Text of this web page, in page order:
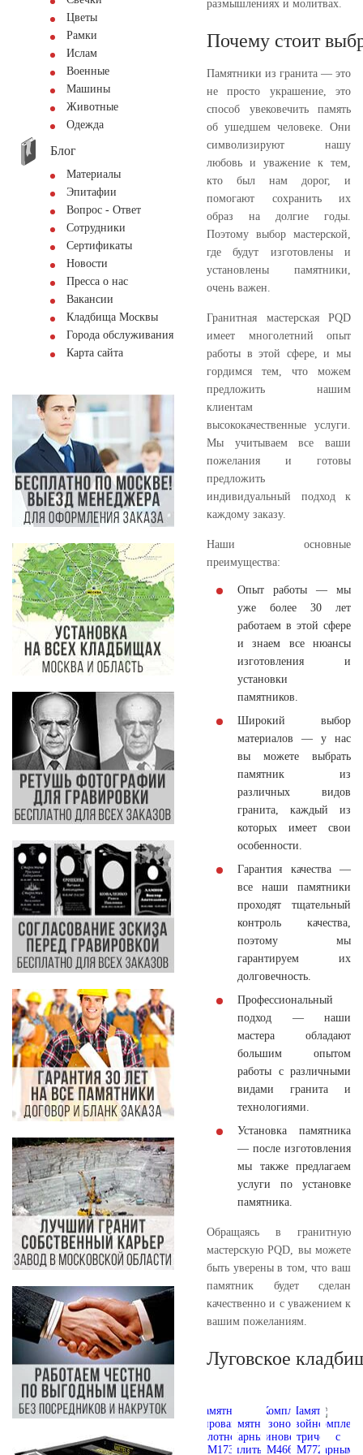
Цветы
Рамки
Ислам
Военные
Машины
Животные
Одежда
Блог
Материалы
Эпитафии
Вопрос - Ответ
Сотрудники
Сертификаты
Новости
Пресса о нас
Вакансии
Кладбища Москвы
Города обслуживания
Карта сайта
размышлениях и молитвах.
Почему стоит
Памятники из гранита — это
не просто украшение, это
способ увековечить память
об ушедшем человеке. Они
символизируют нашу
любовь и уважение к тем,
кто был нам дорог, и
помогают сохранить их
образ на долгие годы.
Поэтому выбор мастерской,
где будут изготовлены и
установлены памятники,
очень важен.
Гранитная мастерская PQD
имеет многолетний опыт
работы в этой сфере, и мы
гордимся тем, что можем
предложить нашим
клиентам
высококачественные услуги.
Мы учитываем все ваши
пожелания и готовы
предложить
индивидуальный подход к
каждому заказу.
Наши основные
преимущества:
Опыт работы — мы
уже более 30 лет
работаем в этой сфере
и знаем все нюансы
изготовления и
установки
памятников.
Широкий выбор
материалов — у нас
вы можете выбрать
памятник из
различных видов
гранита, каждый из
которых имеет свои
особенности.
Гарантия качества —
все наши памятники
проходят тщательный
контроль качества,
поэтому мы
гарантируем их
долговечность.
Профессиональный
подход — наши
мастера обладают
большим опытом
работы с различными
видами гранита и
технологиями.
Установка памятника
— после изготовления
мы также предлагаем
услуги по установке
памятника.
Обращаясь в гранитную
мастерскую PQD, вы можете
быть уверены в том, что ваш
памятник будет сделан
качественно и с уважением к
вашим пожеланиям.
Луговское